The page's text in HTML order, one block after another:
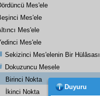
Mes'ele
Mes'ele
Mes'ele
Mes'ele
Sekizinci Mes'elenin Bir Hülâsası
Dokuzuncu Mesele
Birinci Nokta
İkinci Nokta
Duyuru